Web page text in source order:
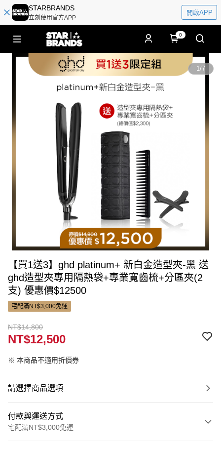
STARBRANDS
立刻使用官方APP
開啟APP
0
1/7
【買1送3】ghd platinum+ 新白金造型夾-黑 送
ghd造型夾專用隔熱袋+專業寬齒梳+分區夾(2
支) 優惠價$12500
宅配滿NT$3,000免運
NT$14,800
NT$12,500
※ 本商品不適用折價券
請選擇商品選項
付款與運送方式
宅配滿NT$3,000免運